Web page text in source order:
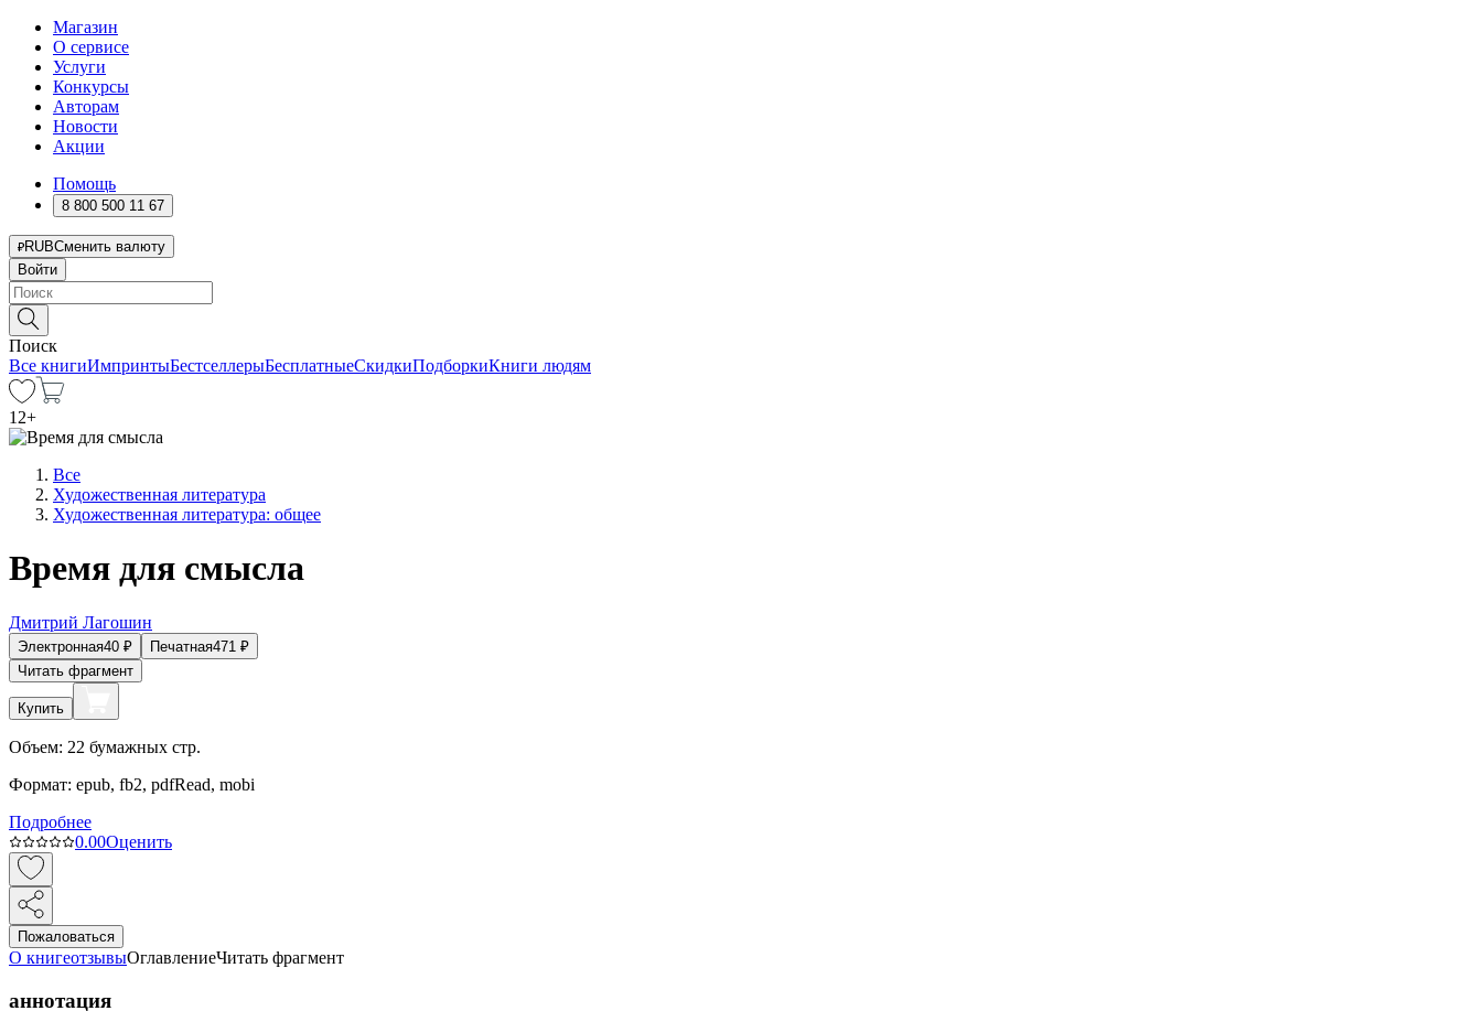
Магазин
О сервисе
Услуги
Конкурсы
Авторам
Новости
Акции
Помощь
8 800 500 11 67
RUBСменить валюту
Войти
Поиск
Все книгиИмпринтыБестселлерыБесплатныеСкидкиПодборкиКниги людям
12+
Все
Художественная литература
Художественная литература: общее
Время для смысла
Дмитрий Лагошин
Электронная40 ₽ Печатная471 ₽
Читать фрагмент
Купить
Объем: 22 бумажных стр.
Формат: epub, fb2, pdfRead, mobi
Подробнее
0.00Оценить
Пожаловаться
О книгеотзывыОглавлениеЧитать фрагмент
аннотация